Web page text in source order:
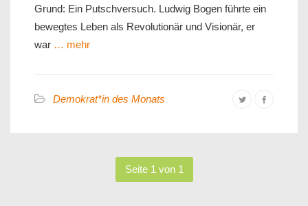
Grund: Ein Putschversuch. Ludwig Bogen führte ein
bewegtes Leben als Revolutionär und Visionär, er
war … mehr
Demokrat*in des Monats
Seite 1 von 1